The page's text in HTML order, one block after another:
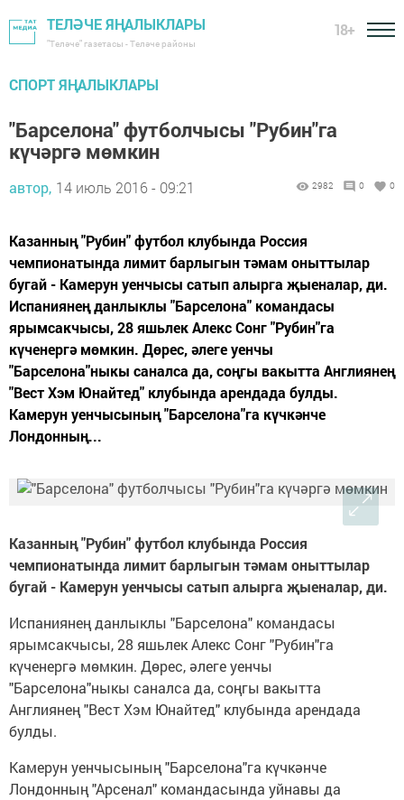
ТЕЛӘЧЕ ЯҢАЛЫКЛАРЫ
"Теләче" газетасы - Теләче районы
18+
СПОРТ ЯҢАЛЫКЛАРЫ
"Барселона" футболчысы "Рубин"га
күчәргә мөмкин
автор, 14 июль 2016 - 09:21 2982 0 0
Казанның "Рубин" футбол клубында Россия
чемпионатында лимит барлыгын тәмам оныттылар
бугай - Камерун уенчысы сатып алырга җыеналар, ди.
Испаниянең данлыклы "Барселона" командасы
ярымсакчысы, 28 яшьлек Алекс Сонг "Рубин"га
күченергә мөмкин. Дөрес, әлеге уенчы
"Барселона"ныкы саналса да, соңгы вакытта Англиянең
"Вест Хэм Юнайтед" клубында арендада булды.
Камерун уенчысының "Барселона"га күчкәнче
Лондонның...
Казанның "Рубин" футбол клубында Россия
чемпионатында лимит барлыгын тәмам оныттылар
бугай - Камерун уенчысы сатып алырга җыеналар, ди.
Испаниянең данлыклы "Барселона" командасы
ярымсакчысы, 28 яшьлек Алекс Сонг "Рубин"га
күченергә мөмкин. Дөрес, әлеге уенчы
"Барселона"ныкы саналса да, соңгы вакытта
Англиянең "Вест Хэм Юнайтед" клубында арендада
булды.
Камерун уенчысының "Барселона"га күчкәнче
Лондонның "Арсенал" командасында уйнавы да